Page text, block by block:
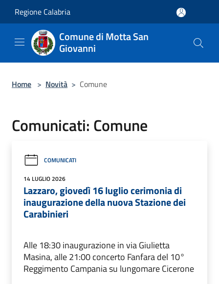
Regione Calabria
Comune di Motta San
Giovanni
Home > Novità > Comune
Comunicati: Comune
COMUNICATI
14 LUGLIO 2026
Lazzaro, giovedì 16 luglio cerimonia di
inaugurazione della nuova Stazione dei
Carabinieri
Alle 18:30 inaugurazione in via Giulietta
Masina, alle 21:00 concerto Fanfara del 10°
Reggimento Campania su lungomare Cicerone